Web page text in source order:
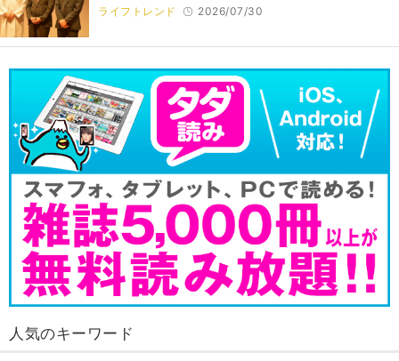
ライフトレンド 2026/07/30
人気のキーワード